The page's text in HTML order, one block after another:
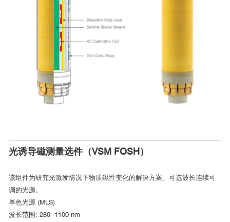
光诱导磁测量选件（VSM FOSH）
该组件为研究光激发情况下物质磁性变化的解决方案。可选波长连续可
调的光源。
单色光源 (MLS)
波长范围: 280 -1100 nm
http://www.qd-china.com/zh/news/detail/2107201625441
■ 定制化输运测量助力量子材料研究
Mn掺杂Dirac半金属Cd3As2的可调SdH量子振荡研究
■ 交流磁学性质测量选件ACMS II测试数据